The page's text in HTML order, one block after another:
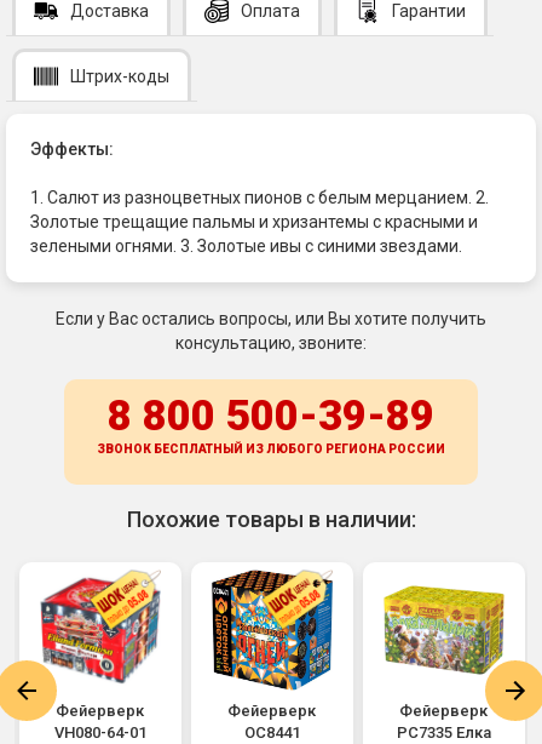
Доставка Оплата Гарантии
Штрих-коды
Эффекты:
1. Салют из разноцветных пионов с белым мерцанием. 2.
Золотые трещащие пальмы и хризантемы с красными и
зелеными огнями. 3. Золотые ивы с синими звездами.
Если у Вас остались вопросы, или Вы хотите получить
консультацию, звоните:
8 800 500-39-89
ЗВОНОК БЕСПЛАТНЫЙ ИЗ ЛЮБОГО РЕГИОНА РОССИИ
Похожие товары в наличии:
Фейерверк
VH080-64-01
Фейерверк
ОС8441
Фейерверк
РС7335 Елка